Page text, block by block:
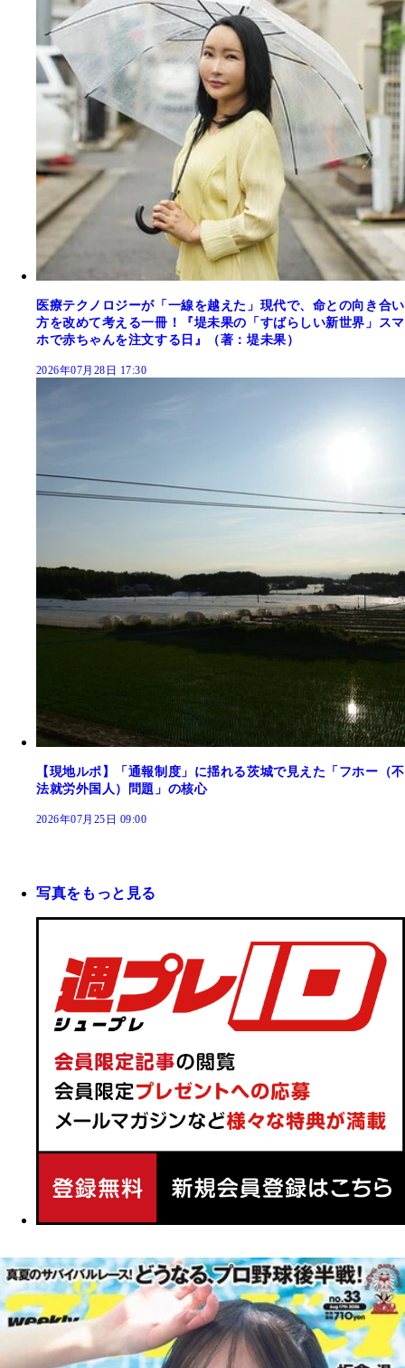
医療テクノロジーが「一線を越えた」現代で、命との向き合い
方を改めて考える一冊！『堤未果の「すばらしい新世界」スマ
ホで赤ちゃんを注文する日』（著：堤未果）
2026年07月28日 17:30
【現地ルポ】「通報制度」に揺れる茨城で見えた「フホー（不
法就労外国人）問題」の核心
2026年07月25日 09:00
写真をもっと見る